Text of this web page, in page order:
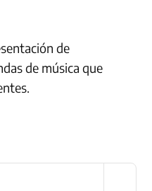
de
de música que